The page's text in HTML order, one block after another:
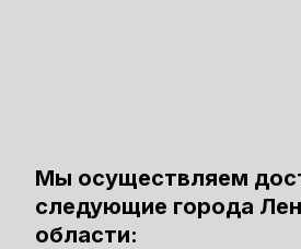
Мы осуществляем
следующие города
области: